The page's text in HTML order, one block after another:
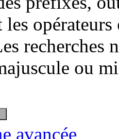
les
recherches
ou
avancée